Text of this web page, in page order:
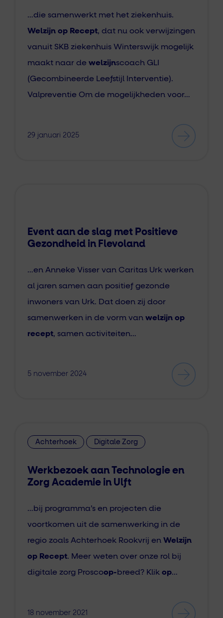
…die samenwerkt met het ziekenhuis.
Welzijn op Recept, dat nu ook verwijzingen
vanuit SKB ziekenhuis Winterswijk mogelijk
maakt naar de welzijnscoach GLI
(Gecombineerde Leefstijl Interventie).
Valpreventie Om de mogelijkheden voor…
29 januari 2025
Event aan de slag met Positieve
Gezondheid in Flevoland
…en Anneke Visser van Caritas Urk werken
al jaren samen aan positief gezonde
inwoners van Urk. Dat doen zij door
samenwerken in de vorm van welzijn op
recept, samen activiteiten…
5 november 2024
Achterhoek Digitale Zorg
Werkbezoek aan Technologie en
Zorg Academie in Ulft
…bij programma’s en projecten die
voortkomen uit de samenwerking in de
regio zoals Achterhoek Rookvrij en Welzijn
op Recept. Meer weten over onze rol bij
digitale zorg Proscoop-breed? Klik op…
18 november 2021